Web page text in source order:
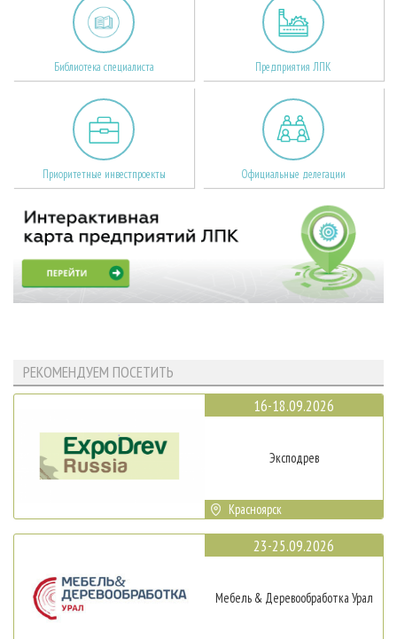
Библиотека специалиста Предприятия ЛПК
Приоритетные инвестпроекты Официальные делегации
РЕКОМЕНДУЕМ ПОСЕТИТЬ
16-18.09.2026
Эксподрев
Красноярск
23-25.09.2026
Мебель & Деревообработка Урал